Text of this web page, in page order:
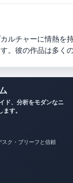
ルチャーに情熱を
。彼の作品は多く
ド、分析をモダンなニ
す。
ク・ブリーフと信頼